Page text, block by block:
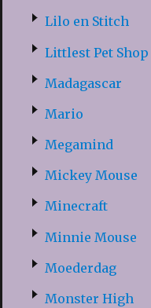
Lilo en Stitch
Littlest Pet Shop
Madagascar
Mario
Megamind
Mickey Mouse
Minecraft
Minnie Mouse
Moederdag
Monster High